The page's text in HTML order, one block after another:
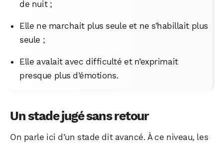
de nuit ;
Elle ne marchait plus seule et ne s’habillait plus
seule ;
Elle avalait avec difficulté et n’exprimait
presque plus d’émotions.
Un stade jugé sans retour
On parle ici d’un stade dit avancé. À ce niveau, les